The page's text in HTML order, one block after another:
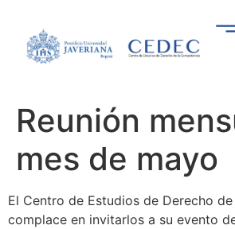
Reunión
mes de mayo
El Centro de Estudios de Derecho
complace en invitarlos a su evento